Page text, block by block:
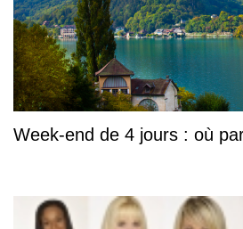
Week-end de 4 jours : où